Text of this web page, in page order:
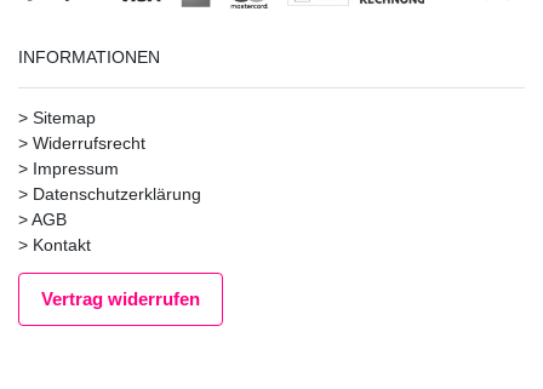
INFORMATIONEN
> Sitemap
> Widerrufsrecht
> Impressum
> Datenschutzerklärung
>AGB
> Kontakt
Vertrag widerrufen